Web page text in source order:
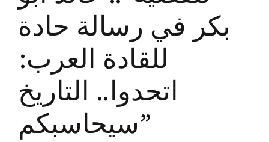
بكر في رسالة حادة
للقادة العرب:
اتحدوا.. التاريخ
سيحاسبكم”